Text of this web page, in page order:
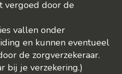
vergoed door de
vallen onder
en kunnen eventueel
de zorgverzekeraar.
bij je verzekering.)